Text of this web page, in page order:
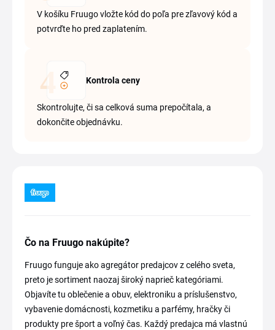
V košíku Fruugo vložte kód do poľa pre zľavový kód a
potvrďte ho pred zaplatením.
Kontrola ceny
Skontrolujte, či sa celková suma prepočítala, a
dokončite objednávku.
Čo na Fruugo nakúpite?
Fruugo funguje ako agregátor predajcov z celého sveta,
preto je sortiment naozaj široký naprieč kategóriami.
Objavíte tu oblečenie a obuv, elektroniku a príslušenstvo,
vybavenie domácnosti, kozmetiku a parfémy, hračky či
produkty pre šport a voľný čas. Každý predajca má vlastnú